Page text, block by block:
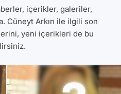
içerikler, galeriler,
Cüneyt Arkın ile ilgili son
yeni içerikleri de bu